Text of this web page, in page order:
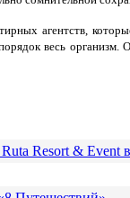
агентств,
весь
Resort & Event